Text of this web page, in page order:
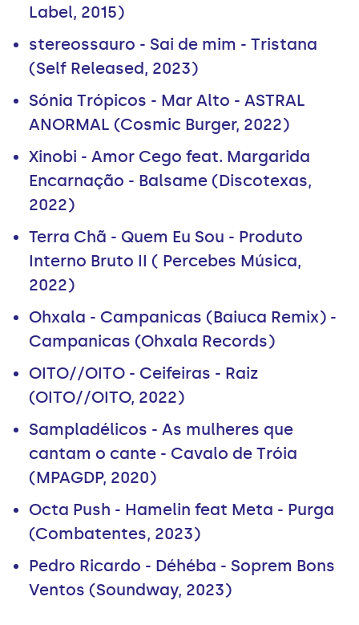
Label, 2015)
stereossauro - Sai de mim - Tristana
(Self Released, 2023)
Sónia Trópicos - Mar Alto - ASTRAL
ANORMAL (Cosmic Burger, 2022)
Xinobi - Amor Cego feat. Margarida
Encarnação - Balsame (Discotexas,
2022)
Terra Chã - Quem Eu Sou - Produto
Interno Bruto II ( Percebes Música,
2022)
Ohxala - Campanicas (Baiuca Remix) -
Campanicas (Ohxala Records)
OITO//OITO - Ceifeiras - Raiz
(OITO//OITO, 2022)
Sampladélicos - As mulheres que
cantam o cante - Cavalo de Tróia
(MPAGDP, 2020)
Octa Push - Hamelin feat Meta - Purga
(Combatentes, 2023)
Pedro Ricardo - Déhéba - Soprem Bons
Ventos (Soundway, 2023)